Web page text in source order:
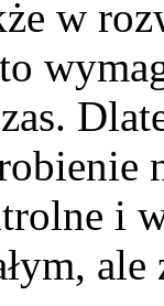
w
i